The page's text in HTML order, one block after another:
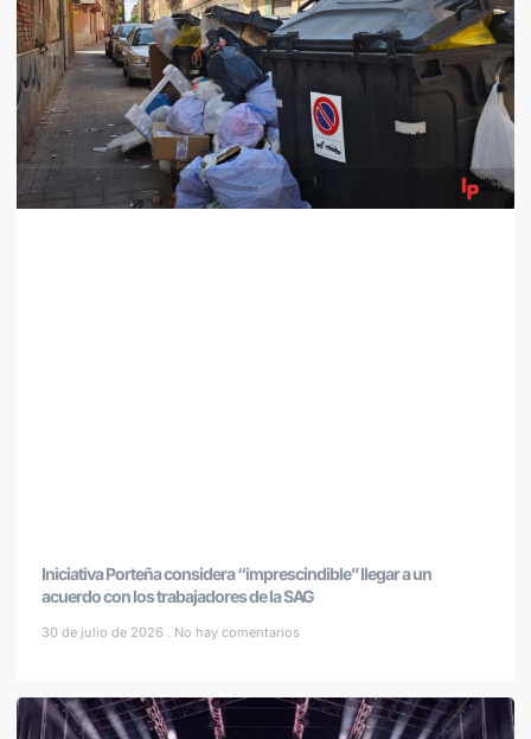
Iniciativa Porteña considera “imprescindible” llegar a un
acuerdo con los trabajadores de la SAG
30 de julio de 2026 No hay comentarios